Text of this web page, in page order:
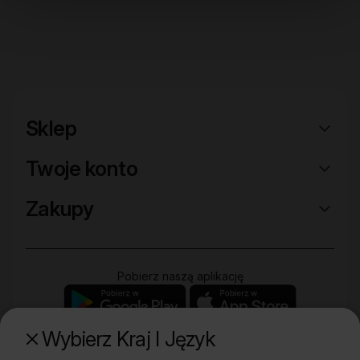
Wybierz Kraj I Język
Sklep
Twoje konto
Zakupy
Pobierz naszą aplikację
Poznaj naszą drugą markę